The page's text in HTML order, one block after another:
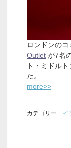
ロンドンの
Outlet が7名
ト・ミドル
た。
more>>
カテゴリー : イ